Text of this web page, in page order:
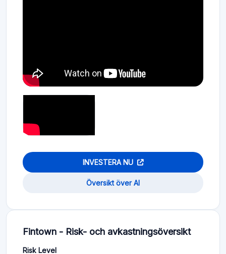
INVESTERA NU
Översikt över AI
Fintown - Risk- och avkastningsöversikt
Risk Level